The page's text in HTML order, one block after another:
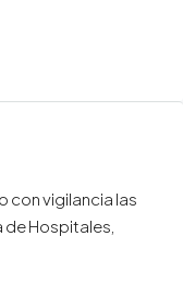
con vigilancia las
de Hospitales,